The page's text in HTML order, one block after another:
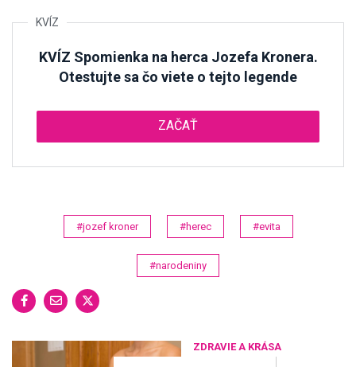
KVÍZ Spomienka na herca Jozefa Kronera.
Otestujte sa čo viete o tejto legende
ZAČAŤ
#jozef kroner #herec #evita
#narodeniny
ZDRAVIE A KRÁSA